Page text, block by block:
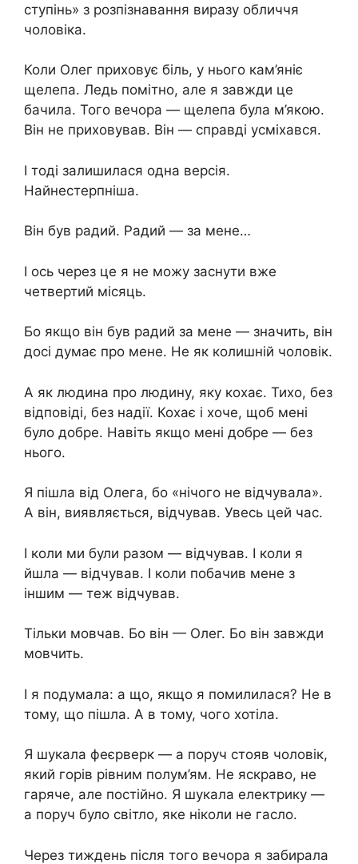
ступінь» з розпізнавання виразу обличчя
чоловіка.
Коли Олег приховує біль, у нього кам’яніє
щелепа. Ледь помітно, але я завжди це
бачила. Того вечора — щелепа була м’якою.
Він не приховував. Він — справді усміхався.
І тоді залишилася одна версія.
Найнестерпніша.
Він був радий. Радий — за мене…
І ось через це я не можу заснути вже
четвертий місяць.
Бо якщо він був радий за мене — значить, він
досі думає про мене. Не як колишній чоловік.
А як людина про людину, яку кохає. Тихо, без
відповіді, без надії. Кохає і хоче, щоб мені
було добре. Навіть якщо мені добре — без
нього.
Я пішла від Олега, бо «нічого не відчувала».
А він, виявляється, відчував. Увесь цей час.
І коли ми були разом — відчував. І коли я
йшла — відчував. І коли побачив мене з
іншим — теж відчував.
Тільки мовчав. Бо він — Олег. Бо він завжди
мовчить.
І я подумала: а що, якщо я помилилася? Не в
тому, що пішла. А в тому, чого хотіла.
Я шукала феєрверк — а поруч стояв чоловік,
який горів рівним полум’ям. Не яскраво, не
гаряче, але постійно. Я шукала електрику —
а поруч було світло, яке ніколи не гасло.
Через тиждень після того вечора я забирала